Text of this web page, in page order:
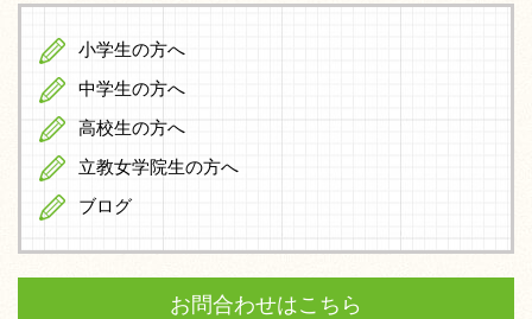
小学生の方へ
中学生の方へ
高校生の方へ
立教女学院生の方へ
ブログ
お問合わせはこちら